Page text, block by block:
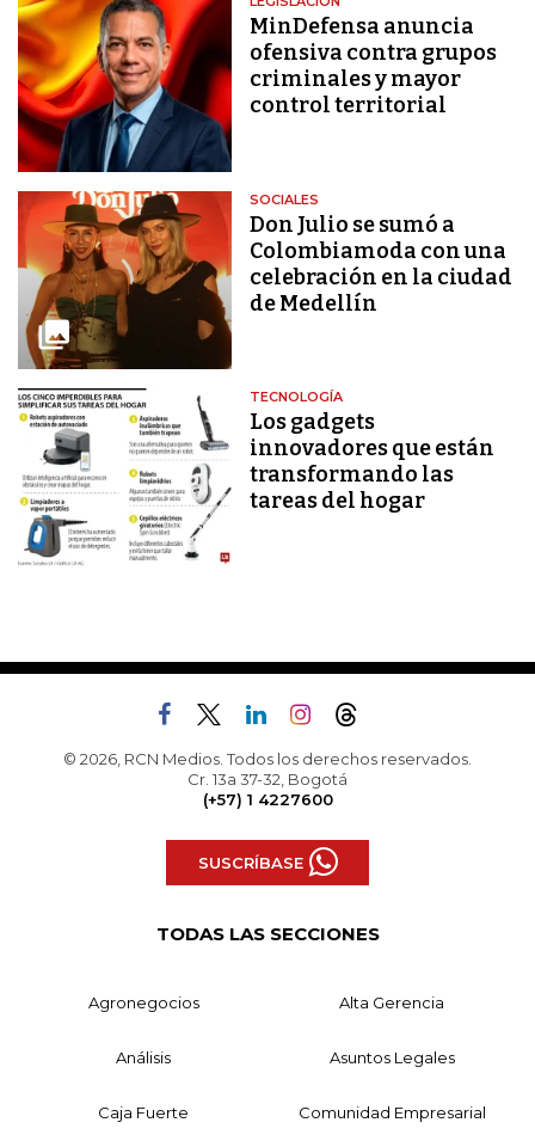
MinDefensa anuncia
ofensiva contra grupos
criminales y mayor
control territorial
SOCIALES
Don Julio se sumó a
Colombiamoda con una
celebración en la ciudad
de Medellín
TECNOLOGÍA
Los gadgets
innovadores que están
transformando las
tareas del hogar
© 2026, RCN Medios. Todos los derechos reservados.
Cr. 13a 37-32, Bogotá
(+57) 1 4227600
SUSCRÍBASE
TODAS LAS SECCIONES
Agronegocios Alta Gerencia
Análisis Asuntos Legales
Caja Fuerte Comunidad Empresarial